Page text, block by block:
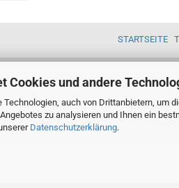
Cookies und andere
auch von Drittanbietern, um
zu analysieren und Ihnen ein
Datenschutzerklärung.
STARTSEITE